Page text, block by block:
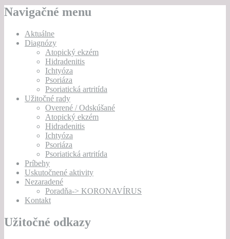
Navigačné menu
Aktuálne
Diagnózy
Atopický ekzém
Hidradenitis
Ichtyóza
Psoriáza
Psoriatická artritída
Užitočné rady
Overené / Odskúšané
Atopický ekzém
Hidradenitis
Ichtyóza
Psoriáza
Psoriatická artritída
Príbehy
Uskutočnené aktivity
Nezaradené
Poradňa-> KORONAVÍRUS
Kontakt
Užitočné odkazy